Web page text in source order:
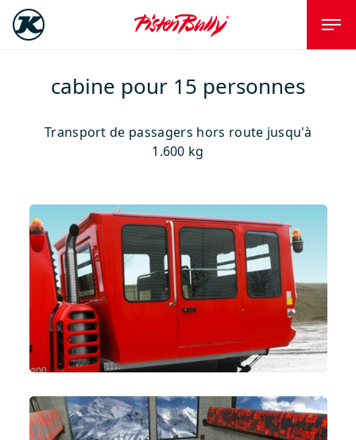
cabine pour 15 personnes
Transport de passagers hors route jusqu'à
1.600 kg